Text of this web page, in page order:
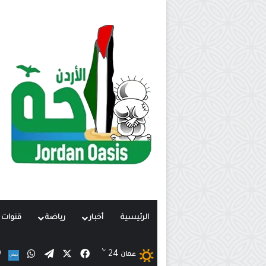
الرئيسية أخبار رياضة قنوات
عمان 24
℃ فيسبوك تيلقرام